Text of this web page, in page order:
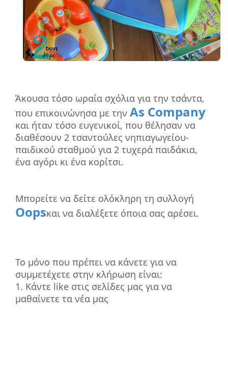
Άκουσα τόσο ωραία σχόλια για την τσάντα,
που επικοινώνησα με την As Company
και ήταν τόσο ευγενικοί, που θέλησαν να
διαθέσουν 2 τσαντούλες νηπιαγωγείου-
παιδικού σταθμού για 2 τυχερά παιδάκια,
ένα αγόρι κι ένα κορίτσι.
Μπορείτε να δείτε ολόκληρη τη συλλογή
Oopsκαι να διαλέξετε όποια σας αρέσει.
Το μόνο που πρέπει να κάνετε για να
συμμετέχετε στην κλήρωση είναι:
1. Κάντε like στις σελίδες μας για να
μαθαίνετε τα νέα μας